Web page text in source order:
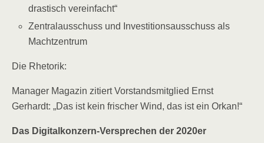
drastisch vereinfacht“
Zentralausschuss und Investitionsausschuss als
Machtzentrum
Die Rhetorik:
Manager Magazin zitiert Vorstandsmitglied Ernst
Gerhardt: „Das ist kein frischer Wind, das ist ein Orkan!“
Das Digitalkonzern-Versprechen der 2020er